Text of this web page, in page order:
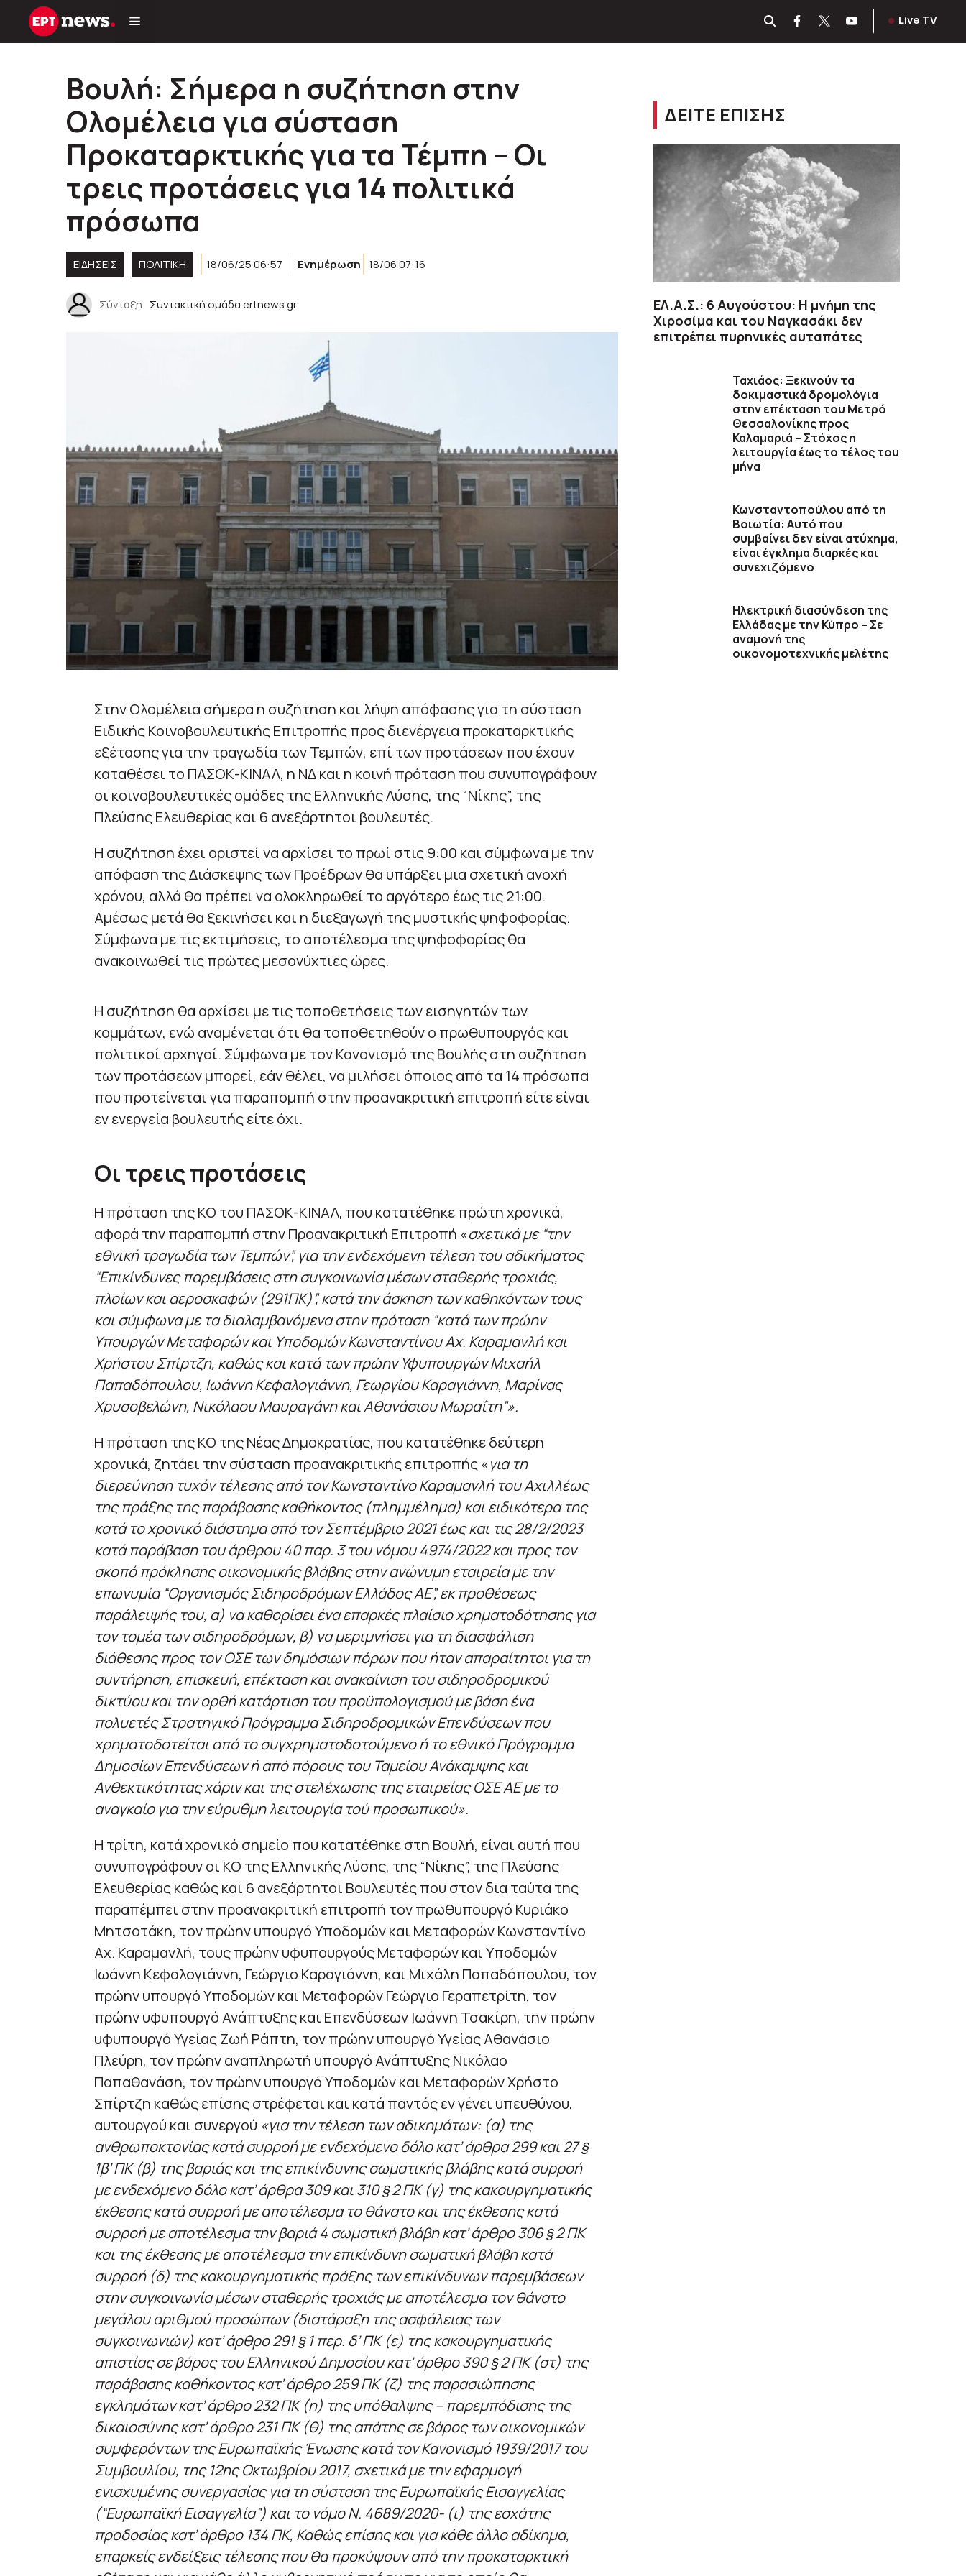
Μετάβαση
Live TV
Βουλή: Σήμερα η συζήτηση στην
Ολομέλεια για σύσταση
Προκαταρκτικής για τα Τέμπη – Οι
τρεις προτάσεις για 14 πολιτικά
πρόσωπα
ΕΙΔΗΣΕΙΣ ΠΟΛΙΤΙΚΉ 18/06/25 06:57 Ενημέρωση 18/06 07:16
Σύνταξη Συντακτική ομάδα ertnews.gr
Στην Ολομέλεια σήμερα η συζήτηση και λήψη απόφασης για τη σύσταση
Ειδικής Κοινοβουλευτικής Επιτροπής προς διενέργεια προκαταρκτικής
εξέτασης για την τραγωδία των Τεμπών, επί των προτάσεων που έχουν
καταθέσει το ΠΑΣΟΚ-ΚΙΝΑΛ, η ΝΔ και η κοινή πρόταση που συνυπογράφουν
οι κοινοβουλευτικές ομάδες της Ελληνικής Λύσης, της “Νίκης”, της
Πλεύσης Ελευθερίας και 6 ανεξάρτητοι βουλευτές.
H συζήτηση έχει οριστεί να αρχίσει το πρωί στις 9:00 και σύμφωνα με την
απόφαση της Διάσκεψης των Προέδρων θα υπάρξει μια σχετική ανοχή
χρόνου, αλλά θα πρέπει να ολοκληρωθεί το αργότερο έως τις 21:00.
Αμέσως μετά θα ξεκινήσει και η διεξαγωγή της μυστικής ψηφοφορίας.
Σύμφωνα με τις εκτιμήσεις, το αποτέλεσμα της ψηφοφορίας θα
ανακοινωθεί τις πρώτες μεσονύχτιες ώρες.
Η συζήτηση θα αρχίσει με τις τοποθετήσεις των εισηγητών των
κομμάτων, ενώ αναμένεται ότι θα τοποθετηθούν ο πρωθυπουργός και
πολιτικοί αρχηγοί. Σύμφωνα με τον Κανονισμό της Βουλής στη συζήτηση
των προτάσεων μπορεί, εάν θέλει, να μιλήσει όποιος από τα 14 πρόσωπα
που προτείνεται για παραπομπή στην προανακριτική επιτροπή είτε είναι
εν ενεργεία βουλευτής είτε όχι.
Οι τρεις προτάσεις
Η πρόταση της ΚΟ του ΠΑΣΟΚ-ΚΙΝΑΛ, που κατατέθηκε πρώτη χρονικά,
αφορά την παραπομπή στην Προανακριτική Επιτροπή «σχετικά με “την
εθνική τραγωδία των Τεμπών”, για την ενδεχόμενη τέλεση του αδικήματος
“Επικίνδυνες παρεμβάσεις στη συγκοινωνία μέσων σταθερής τροχιάς,
πλοίων και αεροσκαφών (291ΠΚ)”, κατά την άσκηση των καθηκόντων τους
και σύμφωνα με τα διαλαμβανόμενα στην πρόταση “κατά των πρώην
Υπουργών Μεταφορών και Υποδομών Κωνσταντίνου Αχ. Καραμανλή και
Χρήστου Σπίρτζη, καθώς και κατά των πρώην Υφυπουργών Μιχαήλ
Παπαδόπουλου, Ιωάννη Κεφαλογιάννη, Γεωργίου Καραγιάννη, Μαρίνας
Χρυσοβελώνη, Νικόλαου Μαυραγάνη και Αθανάσιου Μωραΐτη”».
H πρόταση της ΚΟ της Νέας Δημοκρατίας, που κατατέθηκε δεύτερη
χρονικά, ζητάει την σύσταση προανακριτικής επιτροπής «για τη
διερεύνηση τυχόν τέλεσης από τον Κωνσταντίνο Καραμανλή του Αχιλλέως
της πράξης της παράβασης καθήκοντος (πλημμέλημα) και ειδικότερα της
κατά το χρονικό διάστημα από τον Σεπτέμβριο 2021 έως και τις 28/2/2023
κατά παράβαση του άρθρου 40 παρ. 3 του νόμου 4974/2022 και προς τον
σκοπό πρόκλησης οικονομικής βλάβης στην ανώνυμη εταιρεία με την
επωνυμία “Οργανισμός Σιδηροδρόμων Ελλάδος ΑΕ”, εκ προθέσεως
παράλειψής του, α) να καθορίσει ένα επαρκές πλαίσιο χρηματοδότησης για
τον τομέα των σιδηροδρόμων, β) να μεριμνήσει για τη διασφάλιση
διάθεσης προς τον ΟΣΕ των δημόσιων πόρων που ήταν απαραίτητοι για τη
συντήρηση, επισκευή, επέκταση και ανακαίνιση του σιδηροδρομικού
δικτύου και την ορθή κατάρτιση του προϋπολογισμού με βάση ένα
πολυετές Στρατηγικό Πρόγραμμα Σιδηροδρομικών Επενδύσεων που
χρηματοδοτείται από το συγχρηματοδοτούμενο ή το εθνικό Πρόγραμμα
Δημοσίων Επενδύσεων ή από πόρους του Ταμείου Ανάκαμψης και
Ανθεκτικότητας χάριν και της στελέχωσης της εταιρείας ΟΣΕ ΑΕ με το
αναγκαίο για την εύρυθμη λειτουργία τού προσωπικού».
Η τρίτη, κατά χρονικό σημείο που κατατέθηκε στη Βουλή, είναι αυτή που
συνυπογράφουν οι ΚΟ της Ελληνικής Λύσης, της “Νίκης”, της Πλεύσης
Ελευθερίας καθώς και 6 ανεξάρτητοι Βουλευτές που στον δια ταύτα της
παραπέμπει στην προανακριτική επιτροπή τον πρωθυπουργό Κυριάκο
Μητσοτάκη, τον πρώην υπουργό Υποδομών και Μεταφορών Κωνσταντίνο
Αχ. Καραμανλή, τους πρώην υφυπουργούς Μεταφορών και Υποδομών
Ιωάννη Κεφαλογιάννη, Γεώργιο Καραγιάννη, και Μιχάλη Παπαδόπουλου, τον
πρώην υπουργό Υποδομών και Μεταφορών Γεώργιο Γεραπετρίτη, τον
πρώην υφυπουργό Ανάπτυξης και Επενδύσεων Ιωάννη Τσακίρη, την πρώην
υφυπουργό Υγείας Ζωή Ράπτη, τον πρώην υπουργό Υγείας Αθανάσιο
Πλεύρη, τον πρώην αναπληρωτή υπουργό Ανάπτυξης Νικόλαο
Παπαθανάση, τον πρώην υπουργό Υποδομών και Μεταφορών Χρήστο
Σπίρτζη καθώς επίσης στρέφεται και κατά παντός εν γένει υπευθύνου,
αυτουργού και συνεργού «για την τέλεση των αδικημάτων: (α) της
ανθρωποκτονίας κατά συρροή με ενδεχόμενο δόλο κατ’ άρθρα 299 και 27 §
1β’ ΠΚ (β) της βαριάς και της επικίνδυνης σωματικής βλάβης κατά συρροή
με ενδεχόμενο δόλο κατ’ άρθρα 309 και 310 § 2 ΠΚ (γ) της κακουργηματικής
έκθεσης κατά συρροή με αποτέλεσμα το θάνατο και της έκθεσης κατά
συρροή με αποτέλεσμα την βαριά 4 σωματική βλάβη κατ’ άρθρο 306 § 2 ΠΚ
και της έκθεσης με αποτέλεσμα την επικίνδυνη σωματική βλάβη κατά
συρροή (δ) της κακουργηματικής πράξης των επικίνδυνων παρεμβάσεων
στην συγκοινωνία μέσων σταθερής τροχιάς με αποτέλεσμα τον θάνατο
μεγάλου αριθμού προσώπων (διατάραξη της ασφάλειας των
συγκοινωνιών) κατ’ άρθρο 291 § 1 περ. δ’ ΠΚ (ε) της κακουργηματικής
απιστίας σε βάρος του Ελληνικού Δημοσίου κατ’ άρθρο 390 § 2 ΠΚ (στ) της
παράβασης καθήκοντος κατ’ άρθρο 259 ΠΚ (ζ) της παρασιώπησης
εγκλημάτων κατ’ άρθρο 232 ΠΚ (η) της υπόθαλψης – παρεμπόδισης της
δικαιοσύνης κατ’ άρθρο 231 ΠΚ (θ) της απάτης σε βάρος των οικονομικών
συμφερόντων της Ευρωπαϊκής Ένωσης κατά τον Κανονισμό 1939/2017 του
Συμβουλίου, της 12ης Οκτωβρίου 2017, σχετικά με την εφαρμογή
ενισχυμένης συνεργασίας για τη σύσταση της Ευρωπαϊκής Εισαγγελίας
(“Ευρωπαϊκή Εισαγγελία”) και το νόμο Ν. 4689/2020- (ι) της εσχάτης
προδοσίας κατ’ άρθρο 134 ΠΚ, Καθώς επίσης και για κάθε άλλο αδίκημα,
επαρκείς ενδείξεις τέλεσης που θα προκύψουν από την προκαταρκτική
ΔΕΙΤΕ ΕΠΙΣΗΣ
ΕΛ.Α.Σ.: 6 Αυγούστου: Η μνήμη της
Χιροσίμα και του Ναγκασάκι δεν
επιτρέπει πυρηνικές αυταπάτες
Ταχιάος: Ξεκινούν τα
δοκιμαστικά δρομολόγια
στην επέκταση του Μετρό
Θεσσαλονίκης προς
Καλαμαριά – Στόχος η
λειτουργία έως το τέλος του
μήνα
Κωνσταντοπούλου από τη
Βοιωτία: Αυτό που
συμβαίνει δεν είναι ατύχημα,
είναι έγκλημα διαρκές και
συνεχιζόμενο
Ηλεκτρική διασύνδεση της
Ελλάδας με την Κύπρο – Σε
αναμονή της
οικονομοτεχνικής μελέτης